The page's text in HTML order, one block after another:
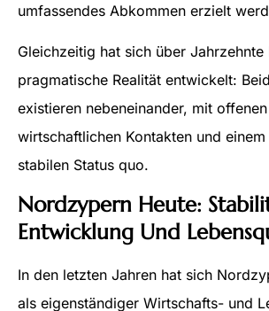
umfassendes Abkommen erzielt
Gleichzeitig hat sich über Jahrzehnte
pragmatische Realität entwickelt:
existieren nebeneinander, mit
wirtschaftlichen Kontakten und
stabilen Status quo.
Nordzypern Heute:
Entwicklung Und
In den letzten Jahren hat sich
als eigenständiger Wirtschafts- und